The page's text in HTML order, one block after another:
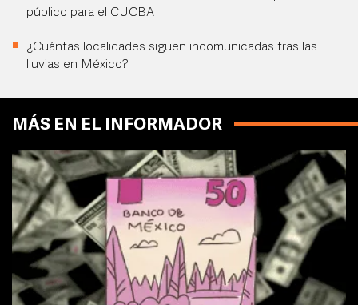
público para el CUCBA
¿Cuántas localidades siguen incomunicadas tras las
lluvias en México?
MÁS EN EL INFORMADOR